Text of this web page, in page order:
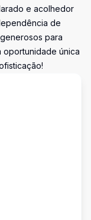
e acolhedor
de
para
oportunidade única